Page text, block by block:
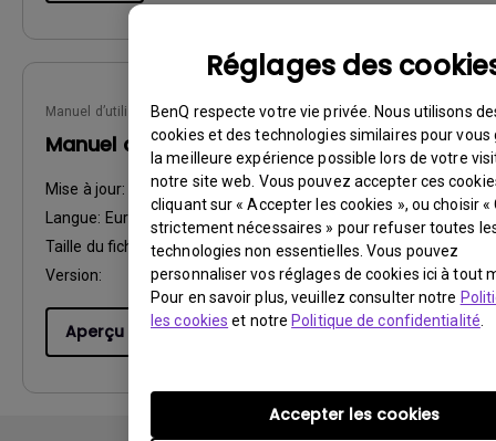
Réglages des
BenQ respecte votre vie privée. Nous utilisons
cookies et des technologies similaires pour vous
la meilleure expérience possible lors de votre
notre site web. Vous pouvez accepter ces
cliquant sur « Accepter les cookies », ou choisir «
strictement nécessaires » pour refuser toutes
technologies non essentielles. Vous pouvez
personnaliser vos réglages de cookies ici à tout
Pour en savoir plus, veuillez consulter notre
les cookies et notre Politique de confidentialité
Accepter les cookies
Manuel d’utilisation
Manuel d'utilisation
Mise à jour:
2010/05/24
Langue: European French
Taille du fichier:4.84 MB
Version:
Aperçu